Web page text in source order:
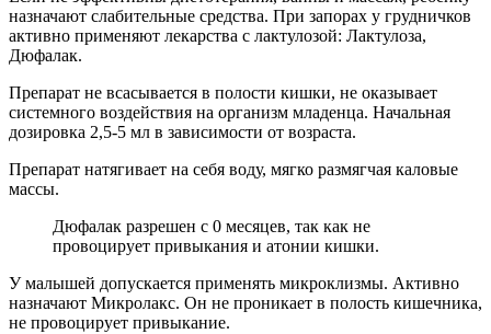
назначают слабительные средства. При запорах у грудничков
активно применяют лекарства с лактулозой: Лактулоза,
Дюфалак.
Препарат не всасывается в полости кишки, не оказывает
системного воздействия на организм младенца. Начальная
дозировка 2,5-5 мл в зависимости от возраста.
Препарат натягивает на себя воду, мягко размягчая каловые
массы.
Дюфалак разрешен с 0 месяцев, так как не
провоцирует привыкания и атонии кишки.
У малышей допускается применять микроклизмы. Активно
назначают Микролакс. Он не проникает в полость кишечника,
не провоцирует привыкание.